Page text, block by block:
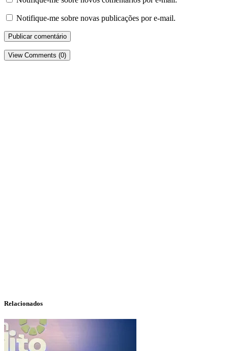
Notifique-me sobre novas publicações por e-mail.
View Comments (0)
Relacionados